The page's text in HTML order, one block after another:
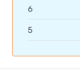
6
5